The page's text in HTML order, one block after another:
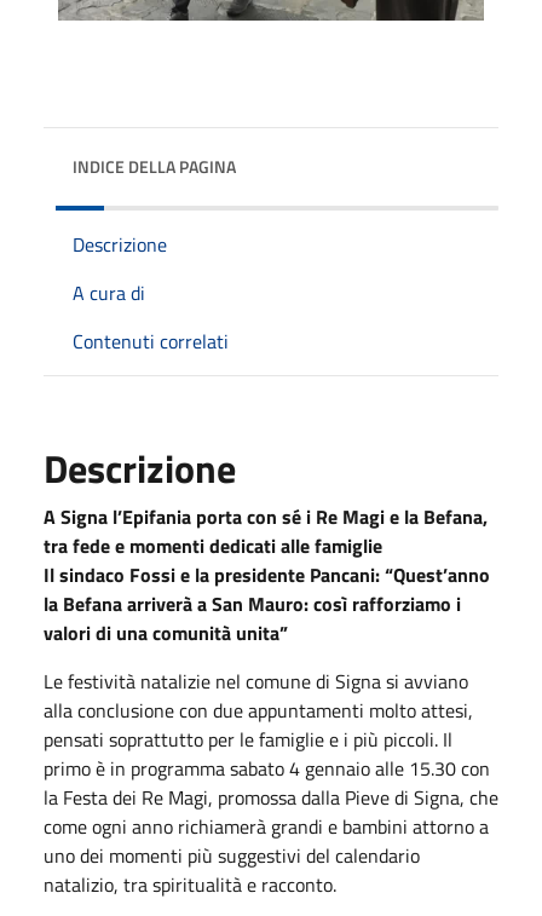
INDICE DELLA PAGINA
Descrizione
A cura di
Contenuti correlati
Descrizione
A Signa l’Epifania porta con sé i Re Magi e la Befana,
tra fede e momenti dedicati alle famiglie
Il sindaco Fossi e la presidente Pancani: “Quest’anno
la Befana arriverà a San Mauro: così rafforziamo i
valori di una comunità unita”
Le festività natalizie nel comune di Signa si avviano
alla conclusione con due appuntamenti molto attesi,
pensati soprattutto per le famiglie e i più piccoli. Il
primo è in programma sabato 4 gennaio alle 15.30 con
la Festa dei Re Magi, promossa dalla Pieve di Signa, che
come ogni anno richiamerà grandi e bambini attorno a
uno dei momenti più suggestivi del calendario
natalizio, tra spiritualità e racconto.